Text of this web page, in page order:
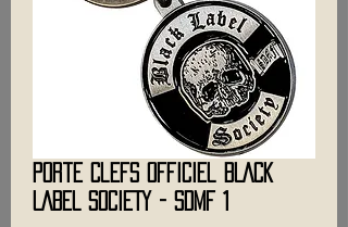
Porte clefs Officiel BLACK
LABEL SOCIETY - SDMF 1